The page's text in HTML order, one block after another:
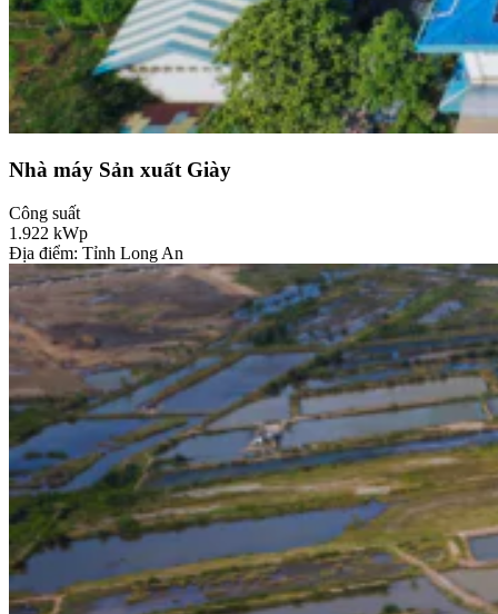
Nhà máy Sản xuất Giày
Công suất
1.922 kWp
Địa điểm: Tỉnh Long An